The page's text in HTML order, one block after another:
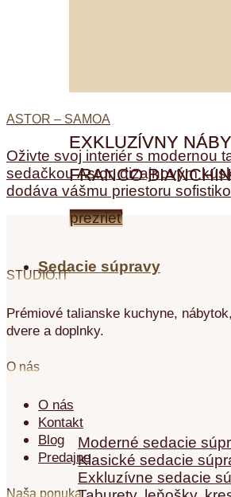
EXKLUZÍVNY
FRANCO
prezrieť
Sedacie súpravy
Moderné sedacie
Klasické sedacie
Exkluzívne sedacie
ASTOR – SAMOA
Oživte svoj interiér s modernou
sedačkou Astor, dizajnovým
dodáva vášmu priestoru
STUDIO.IT
Prémiové talianske kuchyne,
dvere a doplnky.
O nás
O nás
Kontakt
Blog
Predajne
Naša ponuka